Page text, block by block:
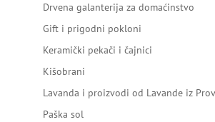
Drvena galanterija za domaćinstvo
Gift i prigodni pokloni
Keramički pekači i čajnici
Kišobrani
Lavanda i proizvodi od Lavande iz
Paška sol